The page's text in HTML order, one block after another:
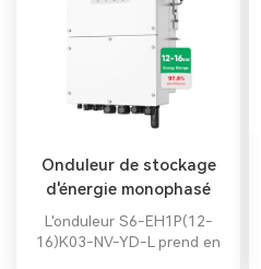
coût réseau.
Onduleur de stockage
d'énergie monophasé
Solis 12-16 kW
L'onduleur S6-EH1P(12-
16)K03-NV-YD-L prend en